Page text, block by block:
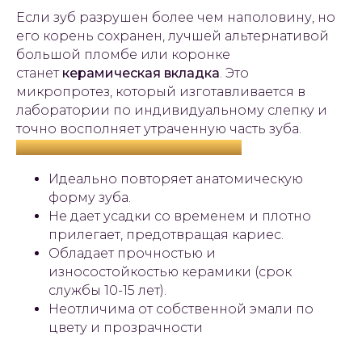
Если зуб разрушен более чем наполовину, но
его корень сохранен, лучшей альтернативой
большой пломбе или коронке
станет керамическая вкладка. Это
микропротез, который изготавливается в
лаборатории по индивидуальному слепку и
точно восполняет утраченную часть зуба.
Почему вкладка лучше пломбы?
Идеально повторяет анатомическую
форму зуба.
Не дает усадки со временем и плотно
прилегает, предотвращая кариес.
Обладает прочностью и
износостойкостью керамики (срок
службы 10-15 лет).
Неотличима от собственной эмали по
цвету и прозрачности